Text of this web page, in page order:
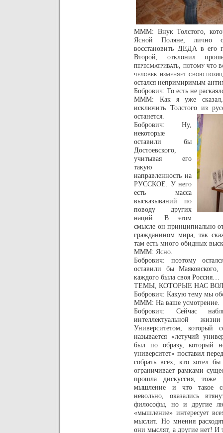
МММ: Внук Толстого,
Ясной Поляне, лично
восстановить ДЕДА в его
Второй, отклонил
пересматривать, потому что
человек изменяет свою
остался непримиримым
Бобрович: То есть не
МММ: Как я уже сказал,
исключить Толстого из
останется.
Бобрович: Ну,
некоторые
оставили бы
Достоевского,
учитывая его
такую
направленность на
РУССКОЕ. У него
есть масса
высказываний по
поводу других
наций. В этом
смысле он принципиально
гражданином мира, так
там есть много обидных
МММ: Ясно.
Бобрович: поэтому
оставили бы
каждого была своя Россия…
ТЕМЫ, КОТОРЫЕ НАС
Бобрович: Какую тему мы
МММ: На ваше усмотрение.
Бобрович:
Сейчас
интеллектуальной
Университетом, который
называется «летучий
был по образу, который
университет» поставил
собрать всех, кто хотел
ограничивает рамками
прошла дискуссия, тоже
мышление и что такое
невольно, оказались
философы, но и другие
«мышление» интересует
мыслит. Но мнения
они мыслят, а другие нет! И